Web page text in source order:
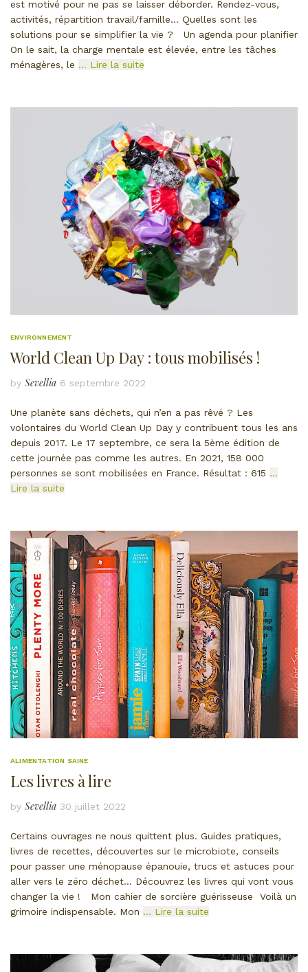
est motivé pour ne pas se laisser déborder. Rendez-vous,
activités, répartition travail/famille… Quelles sont les
solutions pour se simplifier la vie ? Un agenda pour planifier
On le sait, la charge mentale est élevée, entre les tâches
ménagères, le … Lire la suite
ENVIRONNEMENT
World Clean Up Day : tous mobilisés !
by Sevellia 6 septembre 2022
Une planète sans déchets, qui n’en a pas rêvé ? Les
volontaires du World Clean Up Day y contribuent tous les ans
depuis 2017. Le 17 septembre, ce sera la 5ème édition de
cette journée pas comme les autres. En 2021, 158 000
personnes se sont mobilisées en France. Résultat : 615 …
Lire la suite
ALIMENTATION SAINE
Les livres à lire
by Sevellia 30 juillet 2022
Certains ouvrages ne nous quittent plus. Guides pratiques,
livres de recettes, découvertes sur le microbiote, conseils
pour passer une ménopause épanouie, trucs et astuces pour
aller vers le zéro déchet… Découvrez les livres qui vont vous
changer la vie ! Mon cahier de sorcière guérisseuse Voilà un
grimoire indispensable. Mon … Lire la suite